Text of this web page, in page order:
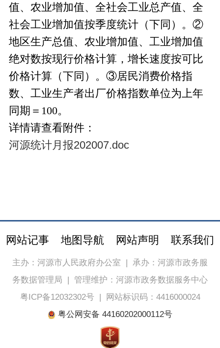
值、农业增加值、全社会工业总产值、全
社会工业增加值按季度统计（下同）。②
地区生产总值、农业增加值、工业增加值
绝对数按现行价格计算，增长速度按可比
价格计算（下同）。③居民消费价格指
数、工业生产者出厂价格指数单位为上年
同期＝100。
详情请查看附件：
河源统计月报202007.doc
网站记事 地图导航 网站声明 联系我们
主办：河源市人民政府办公室 | 承办：河源市政务服
务数据管理局 | 管理维护：河源市政务数据服务中心
粤ICP备12032302号|
网站标识码：4416000024
粤公网安备 44160202000112号